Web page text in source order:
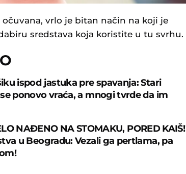
očuvana, vrlo je bitan način na koji je
sredstava koja koristite u tu svrhu.
ispod jastuka pre spavanja: Stari
ponovo vraća, a mnogi tvrde da im
NAĐENO NA STOMAKU, PORED KAIŠ!
u Beogradu: Vezali ga pertlama, pa